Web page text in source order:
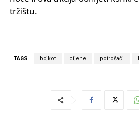
tržištu.
TAGS bojkot cijene potrošači